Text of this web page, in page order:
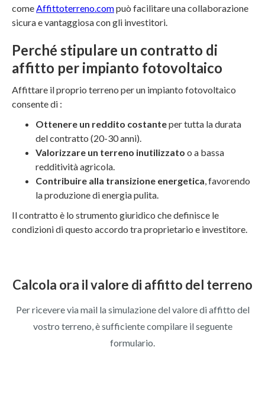
comeAffittoterreno.compuò facilitare una collaborazione
sicura e vantaggiosa con gli investitori.
Perché stipulare un contratto di
affitto per impianto fotovoltaico
Affittare il proprio terreno per un impianto fotovoltaico
consente di :
Ottenere un reddito costanteper tutta la durata
del contratto (20-30 anni).
Valorizzare un terreno inutilizzato o a bassa
redditività agricola.
Contribuire alla transizione energetica, favorendo
la produzione di energia pulita.
Il contratto è lo strumento giuridico che definisce le
condizioni di questo accordo tra proprietario e investitore.
Calcola ora il valore di affitto del terreno
Per ricevere via mail la simulazione del valore di affitto del
vostro terreno, è sufficiente compilare il seguente
formulario.